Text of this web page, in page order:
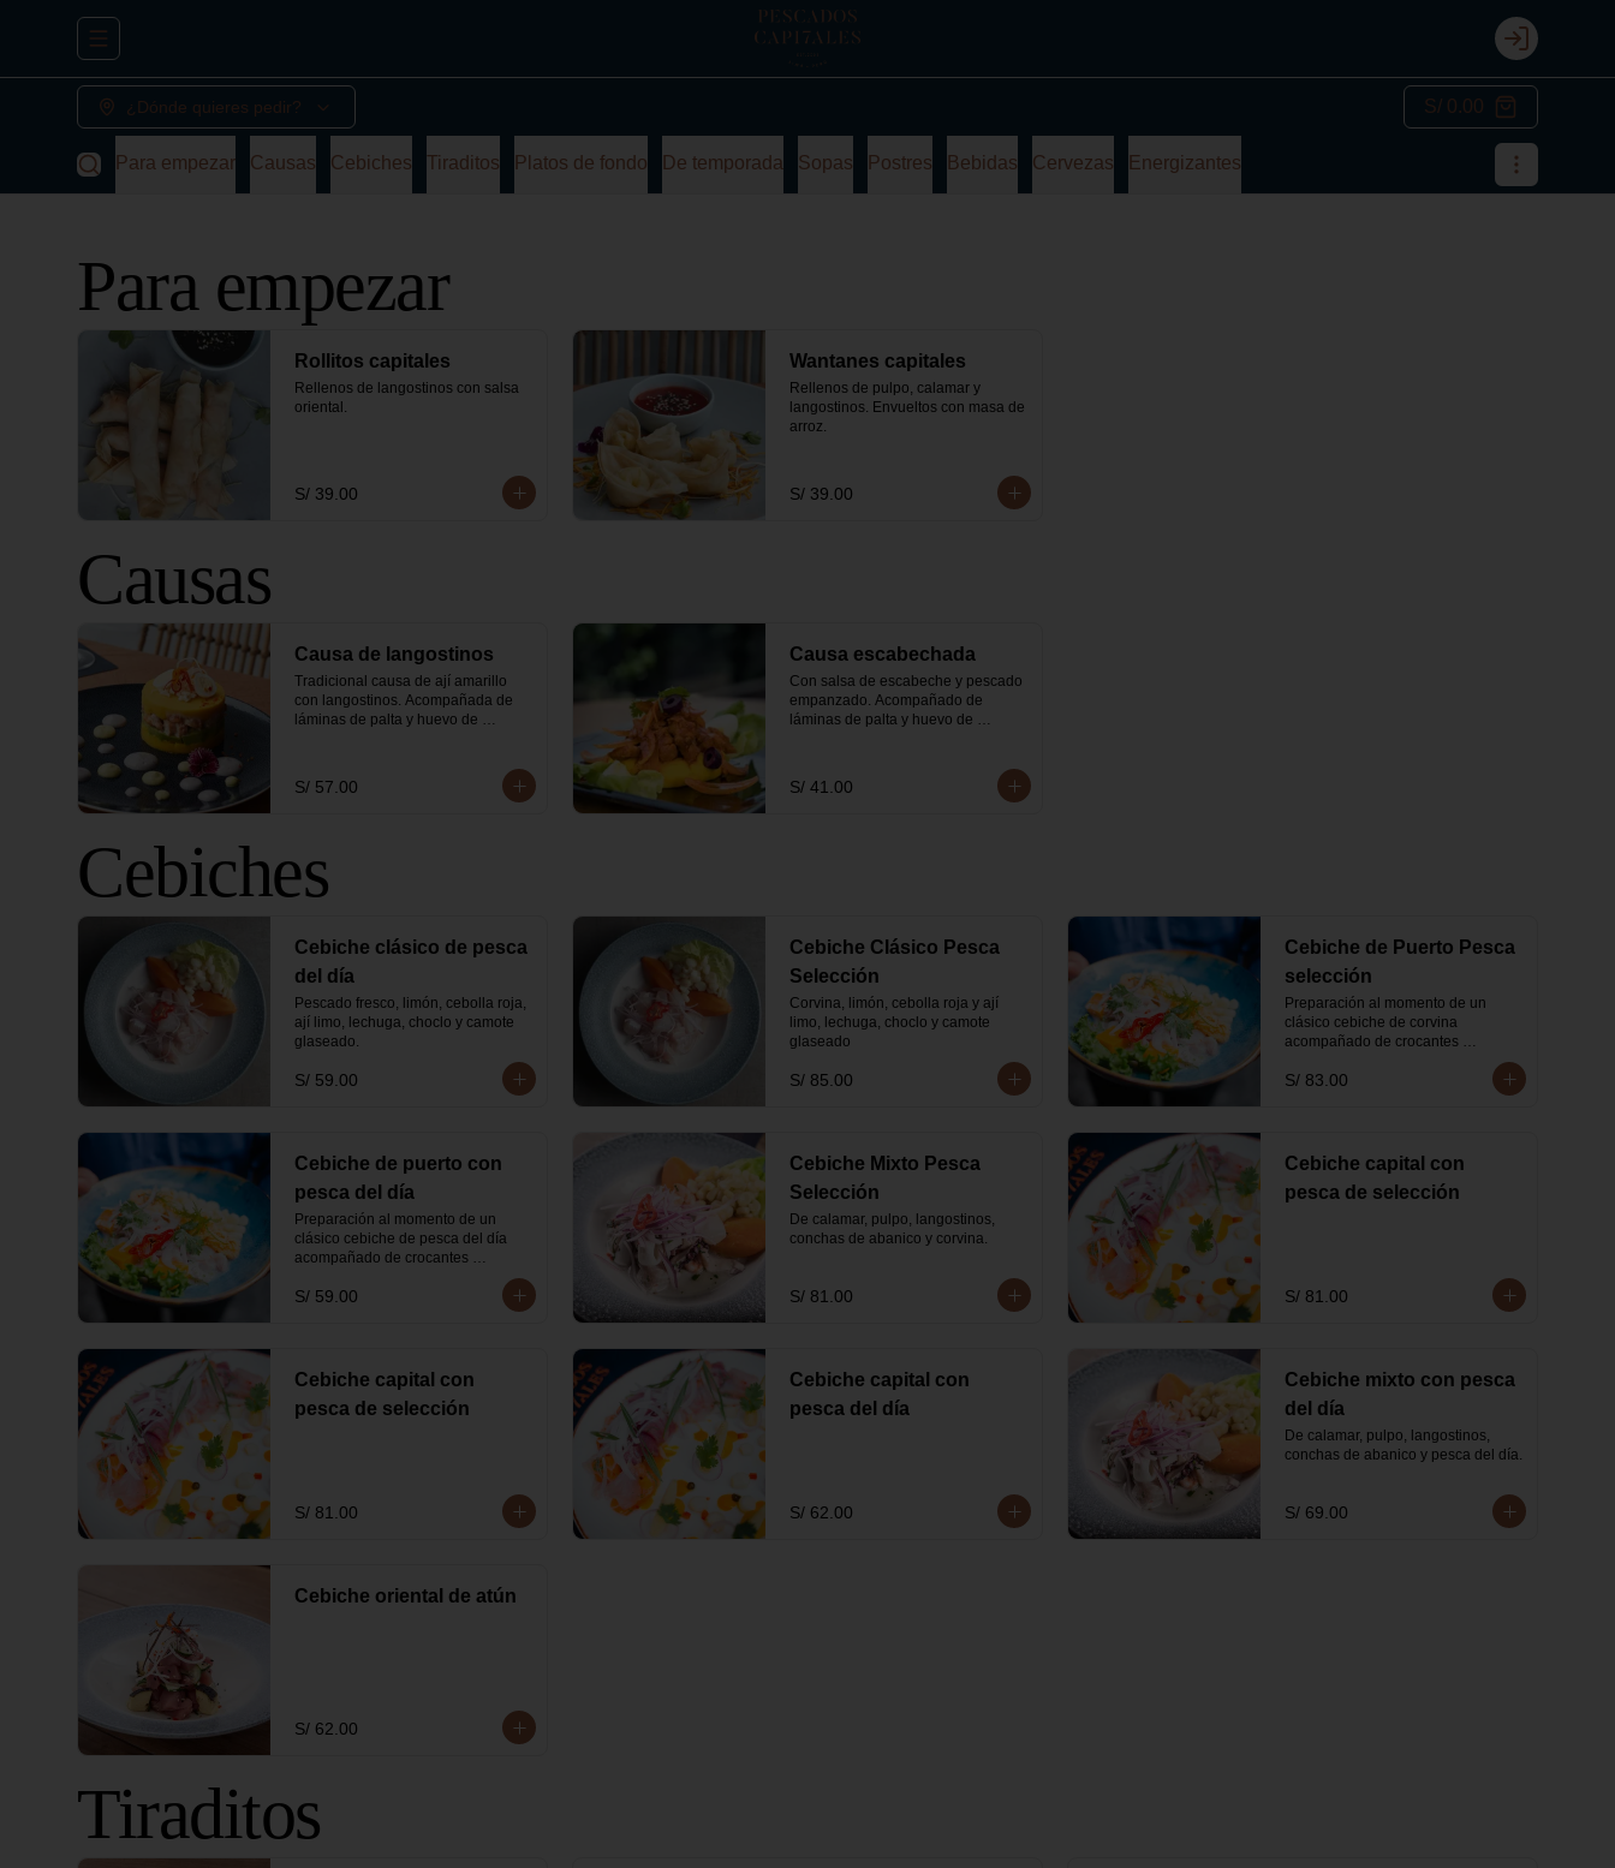
Abrir menu de navegación Login
¿Dónde quieres pedir? S/ 0.00
Para empezar Causas Cebiches Tiraditos Platos de fondo De temporada Sopas Postres Bebidas Cervezas Energizantes
Para empezar
Rollitos capitales
Rellenos de langostinos con salsa
oriental.
S/ 39.00
Wantanes capitales
Rellenos de pulpo, calamar y
langostinos. Envueltos con masa de
arroz.
S/ 39.00
Causas
Causa de langostinos
Tradicional causa de ají amarillo
con langostinos. Acompañada de
láminas de palta y huevo de
S/ 57.00
Causa escabechada
Con salsa de escabeche y pescado
empanzado. Acompañado de
láminas de palta y huevo de
S/ 41.00
Cebiches
Cebiche clásico de pesca
del día
Pescado fresco, limón, cebolla roja,
ají limo, lechuga, choclo y camote
glaseado.
S/ 59.00
Cebiche Clásico Pesca
Selección
Corvina, limón, cebolla roja y ají
limo, lechuga, choclo y camote
glaseado
S/ 85.00
Cebiche de Puerto Pesca
selección
Preparación al momento de un
clásico cebiche de corvina
acompañado de crocantes
S/ 83.00
Cebiche de puerto con
pesca del día
Preparación al momento de un
clásico cebiche de pesca del día
acompañado de crocantes
S/ 59.00
Cebiche Mixto Pesca
Selección
De calamar, pulpo, langostinos,
conchas de abanico y corvina.
S/ 81.00
Cebiche capital con
pesca de selección
S/ 81.00
Cebiche capital con
pesca de selección
S/ 81.00
Cebiche capital con
pesca del día
S/ 62.00
Cebiche mixto con pesca
del día
De calamar, pulpo, langostinos,
conchas de abanico y pesca del día.
S/ 69.00
Cebiche oriental de atún
S/ 62.00
Tiraditos